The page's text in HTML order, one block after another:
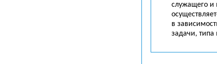
служащего и
в
задачи, типа